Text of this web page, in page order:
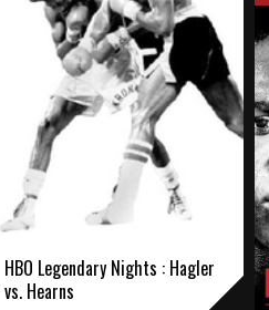
HBO Legendary Nights : Hagler
vs. Hearns